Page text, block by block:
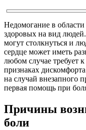
Недомогание в
здоровых на вид
могут столкнуться и
сердце может иметь
любом случае требует
признаках дискомфорта
на случай внезапного
первая помощь при
Причины
боли